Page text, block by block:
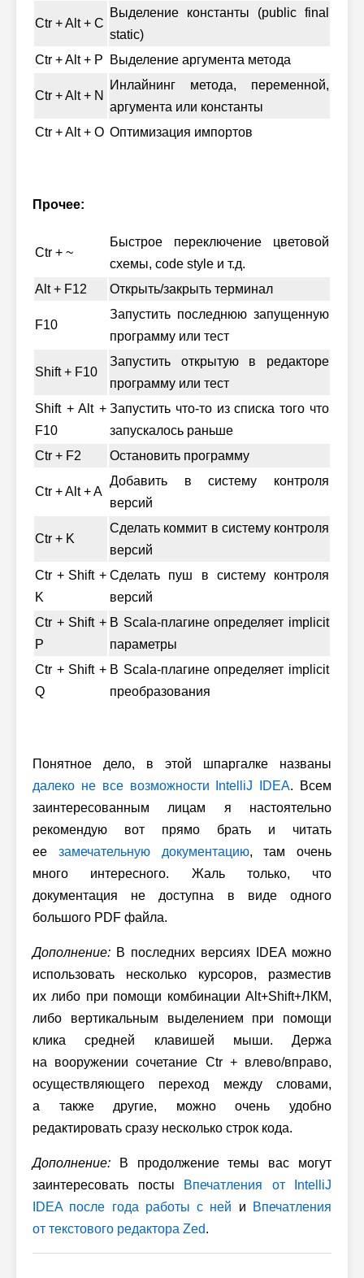
Ctr + Alt + C
Выделение константы (public final
static)
Ctr + Alt + P
Выделение аргумента метода
Ctr + Alt + N
Инлайнинг метода, переменной,
аргумента или константы
Ctr + Alt + O Оптимизация импортов
Прочее:
Ctr + ~
Быстрое переключение цветовой
схемы, code style и т.д.
Alt + F12
Открыть/закрыть терминал
F10
Запустить последнюю запущенную
программу или тест
Shift + F10
Запустить открытую в редакторе
программу или тест
Shift + Alt +
F10
Запустить что-то из списка того что
запускалось раньше
Ctr + F2
Остановить программу
Ctr + Alt + A
Добавить в систему контроля
версий
Ctr + K
Сделать коммит в систему контроля
версий
Ctr + Shift +
K
Сделать пуш в систему контроля
версий
Ctr + Shift +
P
В Scala-плагине определяет implicit
параметры
Ctr + Shift +
Q
В Scala-плагине определяет implicit
преобразования
Понятное дело, в этой шпаргалке названы
далеко не все возможности IntelliJ IDEA. Всем
заинтересованным лицам я настоятельно
рекомендую вот прямо брать и читать
ее замечательную документацию, там очень
много интересного. Жаль только, что
документация не доступна в виде одного
большого PDF файла.
Дополнение: В последних версиях IDEA можно
использовать несколько курсоров, разместив
их либо при помощи комбинации Alt+Shift+ЛКМ,
либо вертикальным выделением при помощи
клика средней клавишей мыши. Держа
на вооружении сочетание Ctr + влево/вправо,
осуществляющего переход между словами,
а также другие, можно очень удобно
редактировать сразу несколько строк кода.
Дополнение: В продолжение темы вас могут
заинтересовать посты
Впечатления от IntelliJ
IDEA после года работы с ней и
Впечатления
от текстового редактора Zed.